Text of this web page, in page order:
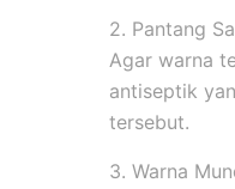
2. Pantang
Agar warna
antiseptik
tersebut.
3. Warna